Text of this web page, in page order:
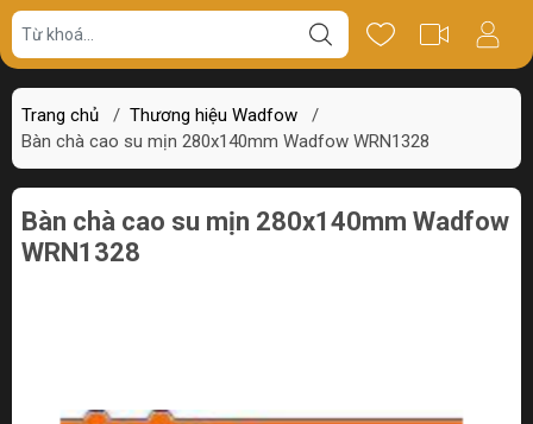
Trang chủ / Thương hiệu Wadfow
/
Bàn chà cao su mịn 280x140mm Wadfow WRN1328
Giá bán Thông số Review
Bàn chà cao su mịn 280x140mm Wadfow
WRN1328